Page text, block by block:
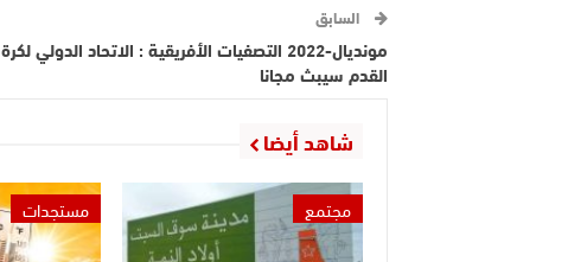
السابق
مونديال-2022 التصفيات الأفريقية : الاتحاد الدولي لكرة
القدم سيبث مجانا
شاهد أيضا
مجتمع مستجدات